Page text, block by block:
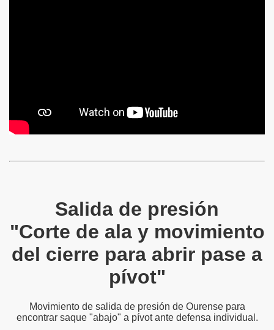
Salida de presión
"Corte de ala y movimiento
del cierre para abrir pase a
pívot"
Movimiento de salida de presión de Ourense para
encontrar saque "abajo" a pívot ante defensa individual.